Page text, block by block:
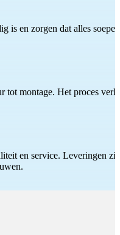
en zorgen dat alles
montage. Het proces
en service. Leveringen